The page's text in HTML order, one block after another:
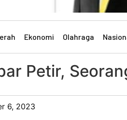
Ekonomi Olahraga
Petir,
6, 2023